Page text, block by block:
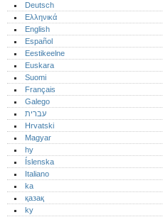
Deutsch
Ελληνικά
English
Español
Eestikeelne
Euskara
Suomi
Français
Galego
עברית
Hrvatski
Magyar
hy
Íslenska
Italiano
ka
қазақ
ky